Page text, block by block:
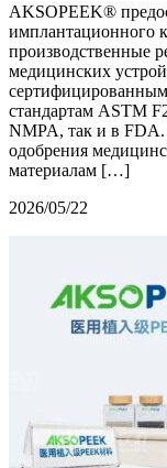
AKSOPEEK®
имплантационного
производственные
медицинских
стандартам ASTM
NMPA, так и в
одобрения
материалам […]
2026/05/22